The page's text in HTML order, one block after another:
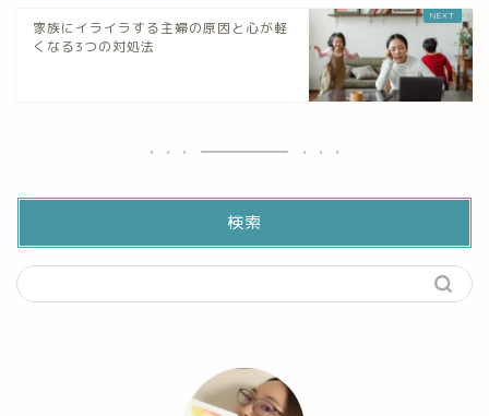
家族にイライラする主婦の原因と心が軽
くなる3つの対処法
検索